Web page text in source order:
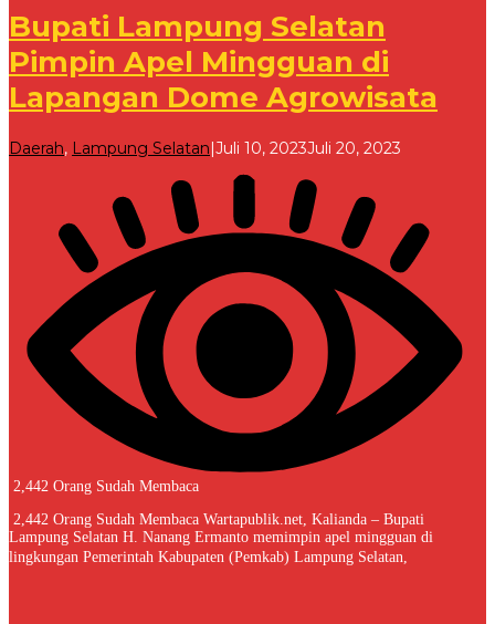
Bupati Lampung Selatan
Pimpin Apel Mingguan di
Lapangan Dome Agrowisata
Daerah, Lampung Selatan|Juli 10, 2023Juli 20, 2023
2,442 Orang Sudah Membaca
2,442 Orang Sudah Membaca Wartapublik.net, Kalianda – Bupati
Lampung Selatan H. Nanang Ermanto memimpin apel mingguan di
lingkungan Pemerintah Kabupaten (Pemkab) Lampung Selatan,